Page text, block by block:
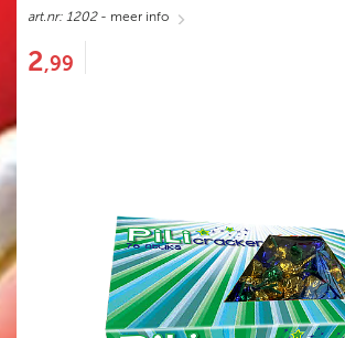
art.nr: 1202- meer info
2,99